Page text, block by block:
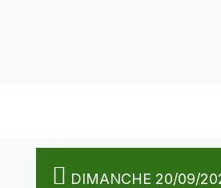
DIMANCHE 20/09/